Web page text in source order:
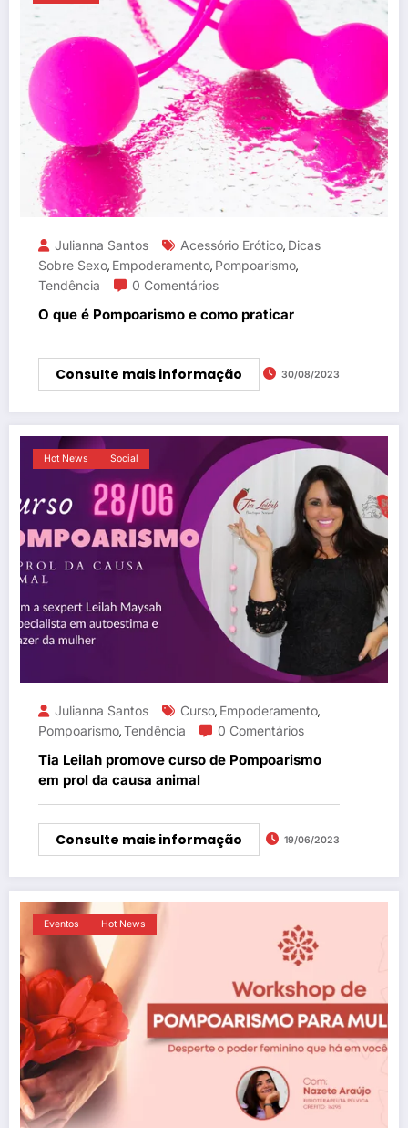
Julianna Santos Acessório Erótico, Dicas
Sobre Sexo, Empoderamento, Pompoarismo,
Tendência
0 Comentários
O que é Pompoarismo e como praticar
Consulte mais informação 30/08/2023
Hot News Social
Julianna Santos Curso, Empoderamento,
Pompoarismo,Tendência 0 Comentários
Tia Leilah promove curso de Pompoarismo
em prol da causa animal
Consulte mais informação 19/06/2023
Eventos Hot News